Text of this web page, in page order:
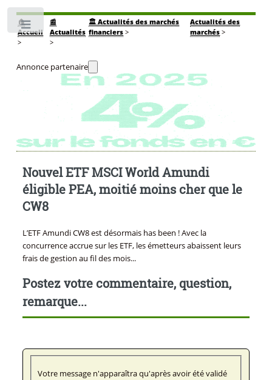
🏠
Accueil
>
📰
Actualités
>
🏛️ Actualités des marchés
financiers >
Actualités des
marchés >
Annonce partenaire
Nouvel ETF MSCI World Amundi
éligible PEA, moitié moins cher que le
CW8
L’ETF Amundi CW8 est désormais has been ! Avec la
concurrence accrue sur les ETF, les émetteurs abaissent leurs
frais de gestion au fil des mois...
Postez votre commentaire, question,
remarque...
Votre message n'apparaîtra qu'après avoir été validé
Toggle